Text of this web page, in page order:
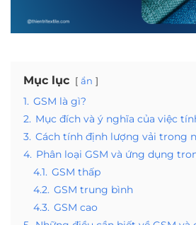
Mục lục ẩn
1. GSM là gì?
2. Mục đích và ý nghĩa của việc
3. Cách tính định lượng vải trong
4. Phân loại GSM và ứng dụng
4.1. GSM thấp
4.2. GSM trung bình
4.3. GSM cao